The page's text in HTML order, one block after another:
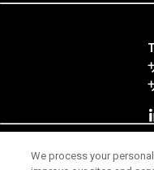
© 2026
We process your